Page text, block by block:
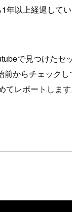
年以上経過して
で見つけた
からチェック
レポートします